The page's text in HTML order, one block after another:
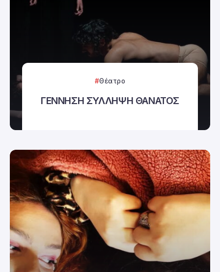
Θέατρο
ΓΕΝΝΗΣΗ ΣΥΛΛΗΨΗ ΘΑΝΑΤΟΣ